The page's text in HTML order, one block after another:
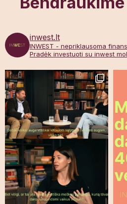
inwest.lt
INWEST - nepriklausoma
Pradėk investuoti su inwest